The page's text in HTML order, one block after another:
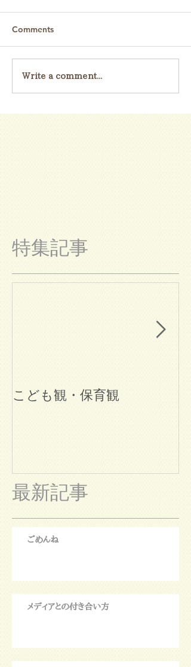
Comments
Write a comment...
特集記事
こども観・保育観
最新記事
ごめんね
メディアとの付き合い方